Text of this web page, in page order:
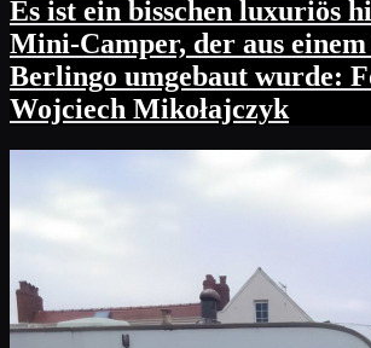
Es ist ein bisschen luxuriös
Mini-Camper, der aus
Berlingo umgebaut wurde:
Wojciech Mikołajczyk